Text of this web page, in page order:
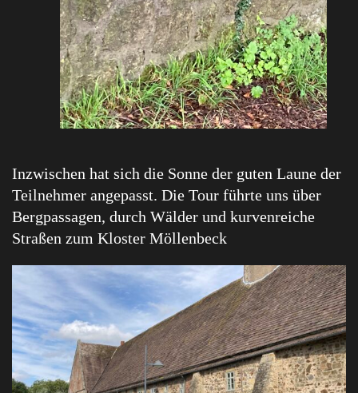
Inzwischen hat sich die Sonne der guten Laune der
Teilnehmer angepasst. Die Tour führte uns über
Bergpassagen, durch Wälder und kurvenreiche
Straßen zum Kloster Möllenbeck